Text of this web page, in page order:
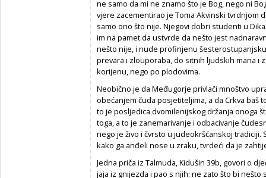
ne samo da mi ne znamo što je Bog, nego ni
vjere zacementirao je Toma Akvinski tvrdnjom
samo ono što nije. Njegovi dobri studenti u
im na pamet da ustvrde da nešto jest
nešto nije, i nude profinjenu
prevara i zlouporaba, do sitnih ljudskih mana i
korijenu, nego po plodovima.
Neobično je da Međugorje privlači mnoštvo
obećanjem čuda posjetiteljima, a da Crkva baš
to je posljedica dvomilenijskog držanja onoga
toga, a to je zanemarivanje i odbacivanje
nego je živo i čvrsto u judeokršćanskoj tradiciji.
kako ga anđeli nose u zraku, tvrdeći da je
Jedna priča iz Talmuda, Kidušin 39b, govori o
jaja iz gnijezda i pao s njih: ne zato što bi